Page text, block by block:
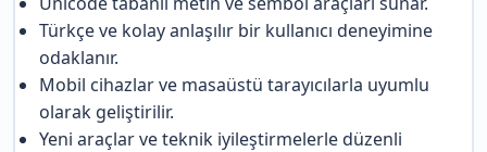
Türkçe ve kolay anlaşılır bir kullanıcı deneyimine
odaklanır.
Mobil cihazlar ve masaüstü tarayıcılarla uyumlu
olarak geliştirilir.
Yeni araçlar ve teknik iyileştirmelerle düzenli